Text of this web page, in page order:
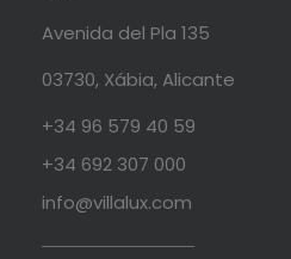
Avenida del Pla 135
03730, Xábia, Alicante
+34 96 579 40 59
+34 692 307 000
info@villalux.com